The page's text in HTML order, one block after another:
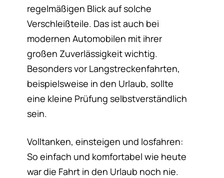
regelmäßigen Blick auf solche
Verschleißteile. Das ist auch bei
modernen Automobilen mit ihrer
großen Zuverlässigkeit wichtig.
Besonders vor Langstreckenfahrten,
beispielsweise in den Urlaub, sollte
eine kleine Prüfung selbstverständlich
sein.
Volltanken, einsteigen und losfahren:
So einfach und komfortabel wie heute
war die Fahrt in den Urlaub noch nie.